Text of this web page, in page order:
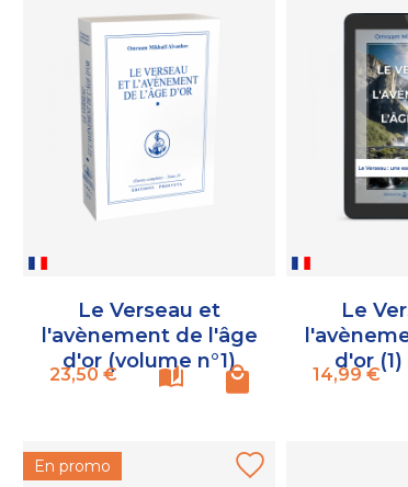
Le Verseau et
l'avènement de l'âge
d'or (volume n°1)
Prix
23,50 €
Le
d'or
Prix
14,99 €
En promo